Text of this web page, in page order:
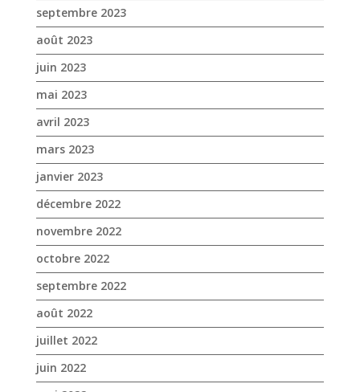
mars 2023
janvier 2023
décembre 2022
novembre 2022
octobre 2022
septembre 2022
août 2022
juillet 2022
juin 2022
mai 2022
avril 2022
mars 2022
février 2022
janvier 2022